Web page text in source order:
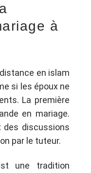
à
en islam
si les époux ne
La première
en mariage.
des discussions
par le tuteur.
une tradition